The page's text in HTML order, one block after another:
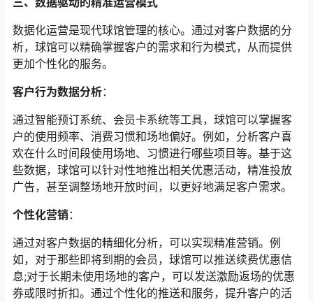
数据化运营是现代球馆管理的核心。通过对客户数据的分
析，球馆可以精确掌握客户的需求和行为模式，从而提供
更加个性化的服务。
客户行为数据分析：
通过智能预订系统、会员卡系统等工具，球馆可以掌握客
户的使用频率、消费习惯和场地偏好。例如，分析客户喜
欢在什么时间段使用场地、习惯进行哪些项目等。基于这
些数据，球馆可以针对性地推出相关优惠活动，精准投放
广告，甚至调整场地开放时间，以更好地满足客户需求。
个性化营销：
通过对客户数据的精细化分析，可以实现精准营销。例
如，对于那些即将到期的会员，球馆可以推送续费优惠信
息;对于长期未使用场地的客户，可以发送激励返场的优惠
券或限时折扣。通过个性化的推送和服务，提升客户的活